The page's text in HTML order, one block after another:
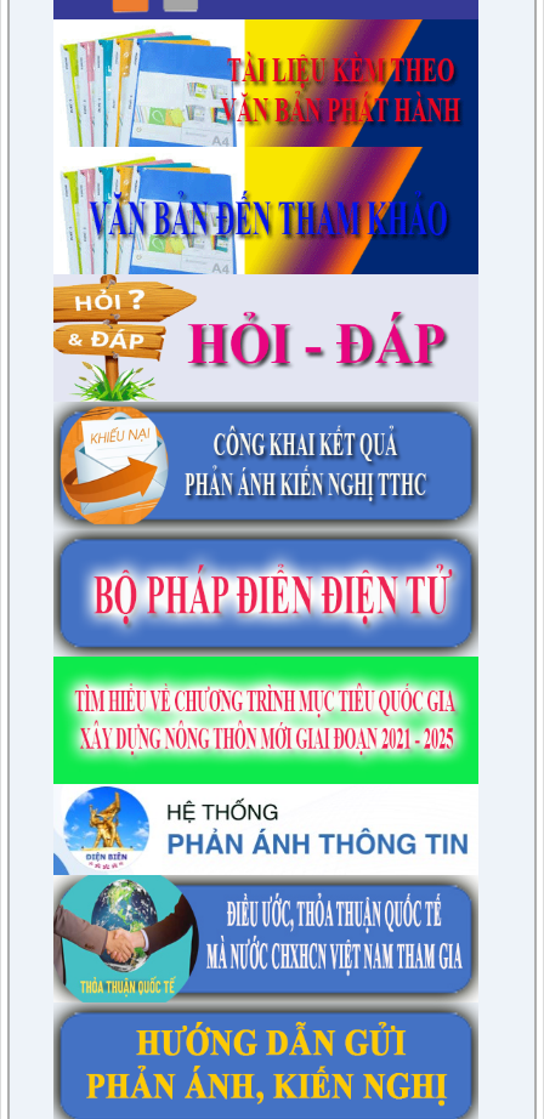
lượt xem: 3455 | lượt tải:975
7/QĐ-BPC
Quyết định thành lập đoàn giám sát việc thực hiện các quy
định của pháp luật về công tác thi hành án dân sự trên địa
bàn huyện năm 2021, 2022
lượt xem: 3390 | lượt tải:597
230/CTr-TT HĐND
Chương trình công tác tháng 03/2023 của TT HĐND
lượt xem: 3382 | lượt tải:461
1/NQ-TTHĐND
Nghị quyết V/v: Điều chỉnh cục bộ quy hoạch chi tiết xây dựng
tỷ lệ 1/500 Khu trung tâm thị trấn Tuần Giáo huyện Tuần Giáo
tỉnh Điện Biên ( Khu dân cư số 1 Thị trấn Tuần Giáo; Khu dân
cư số 2 Thị trấn Tuần Giáo; Khu dân cư mới số 3
lượt xem: 2804 | lượt tải:1462
2/CV-BDT
Đề xuất chuyên đề giám sát năm 2024
lượt xem: 3926 | lượt tải:979
4/CV-BKTXH
Đề xuất nội dung giám sát năm 2024 của TT HĐND huyện
lượt xem: 4947 | lượt tải:1315